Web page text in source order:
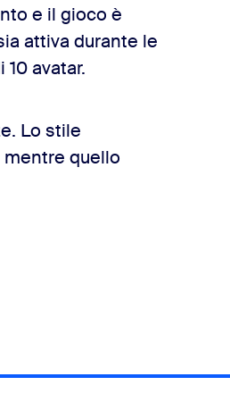
e il gioco è
attiva durante le
avatar.
Lo stile
quello